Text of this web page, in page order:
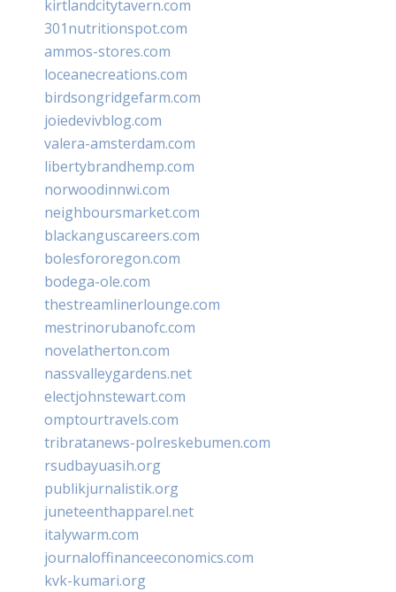
kirtlandcitytavern.com
301nutritionspot.com
ammos-stores.com
loceanecreations.com
birdsongridgefarm.com
joiedevivblog.com
valera-amsterdam.com
libertybrandhemp.com
norwoodinnwi.com
neighboursmarket.com
blackanguscareers.com
bolesfororegon.com
bodega-ole.com
thestreamlinerlounge.com
mestrinorubanofc.com
novelatherton.com
nassvalleygardens.net
electjohnstewart.com
omptourtravels.com
tribratanews-polreskebumen.com
rsudbayuasih.org
publikjurnalistik.org
juneteenthapparel.net
italywarm.com
journaloffinanceeconomics.com
kvk-kumari.org